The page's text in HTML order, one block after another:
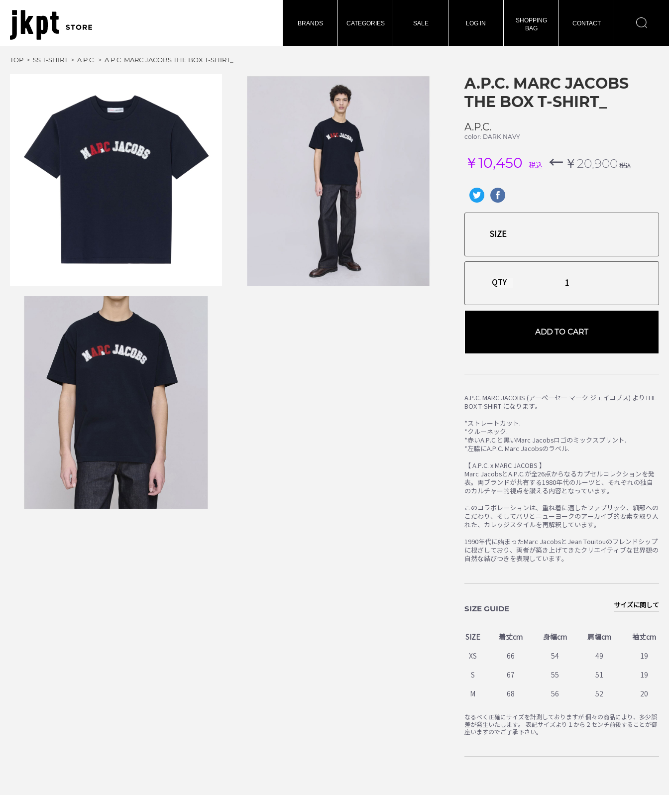
BRANDS CATEGORIES SALE LOG IN
SHOPPING
BAG
CONTACT
TOP SS T-SHIRT A.P.C. A.P.C. MARC JACOBS THE BOX T-SHIRT_
A.P.C. MARC JACOBS
THE BOX T-SHIRT_
A.P.C.
color: DARK NAVY
￥10,450 税込 ← ￥20,900 税込
QTY
ADD TO CART
A.P.C. MARC JACOBS (アーペーセー マーク ジェイコブス) よりTHE
BOX T-SHIRT になります。
*ストレートカット.
*クルーネック.
*赤いA.P.C.と黒いMarc Jacobsロゴのミックスプリント.
*左脇にA.P.C. Marc Jacobsのラベル.
【 A.P.C. x MARC JACOBS 】
Marc JacobsとA.P.C.が全26点からなるカプセルコレクションを発
表。両ブランドが共有する1980年代のルーツと、それぞれの独自
のカルチャー的視点を讃える内容となっています。
このコラボレーションは、重ね着に適したファブリック、細部への
こだわり、そしてパリとニューヨークのアーカイブ的要素を取り入
れた、カレッジスタイルを再解釈しています。
1990年代に始まったMarc JacobsとJean Touitouのフレンドシップ
に根ざしており、両者が築き上げてきたクリエイティブな世界観の
自然な結びつきを表現しています。
SIZE GUIDE
SIZE 着丈cm 身幅cm 肩幅cm 袖丈cm
XS 66 54 49 19
S 67 55 51 19
M 68 56 52 20
サイズに関して
なるべく正確にサイズを計測しておりますが 個々の商品により、多少誤
差が発生いたします。 表記サイズより１から２センチ前後することが御
座いますのでご了承下さい。